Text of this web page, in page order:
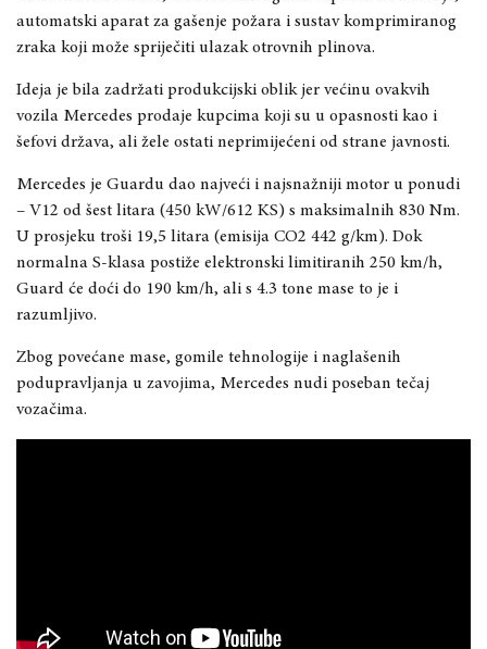
automatski aparat za gašenje požara i sustav komprimiranog
zraka koji može spriječiti ulazak otrovnih plinova.
Ideja je bila zadržati produkcijski oblik jer većinu ovakvih
vozila Mercedes prodaje kupcima koji su u opasnosti kao i
šefovi država, ali žele ostati neprimijećeni od strane javnosti.
Mercedes je Guardu dao najveći i najsnažniji motor u ponudi
– V12 od šest litara (450 kW/612 KS) s maksimalnih 830 Nm.
U prosjeku troši 19,5 litara (emisija CO2 442 g/km). Dok
normalna S-klasa postiže elektronski limitiranih 250 km/h,
Guard će doći do 190 km/h, ali s 4.3 tone mase to je i
razumljivo.
Zbog povećane mase, gomile tehnologije i naglašenih
podupravljanja u zavojima, Mercedes nudi poseban tečaj
vozačima.